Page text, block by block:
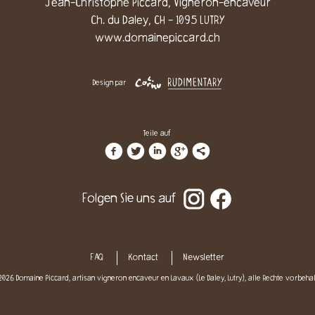
Jean-Christophe Piccard, Vigneron-encaveur
Ch. du Daley, CH - 1095 LUTRY
www.domainepiccard.ch
Design par
Teile auf
ftigl
Folgen Sie uns auf
FAQ Kontact Newsletter
Domaine Piccard, artisan vigneron encaveur en Lavaux (Le Daley, Lutry), alle Rechte